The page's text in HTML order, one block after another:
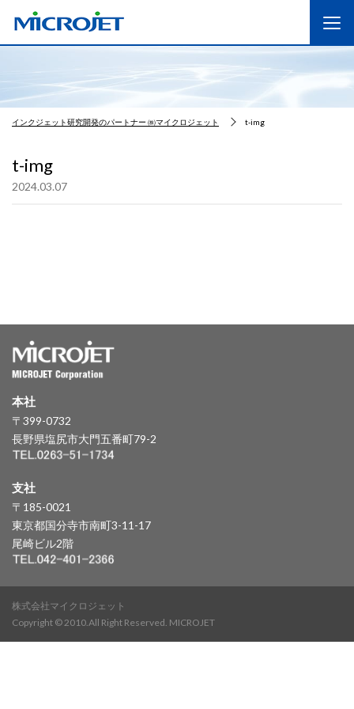
インクジェット研究開発のパートナー ㈱マイクロジェット t-img
t-img
2024.03.07
本社
〒399-0732
長野県塩尻市大門五番町79-2
支社
〒185-0021
東京都国分寺市南町3-11-17
尾崎ビル2階
株式会社マイクロジェット
Copyright © 2010.All Right Reserved. MICROJET